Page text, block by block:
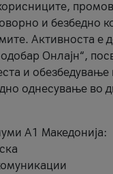
и безбедно
Активноста е
Онлајн“,
и обезбедување
однесување во
А1 Македонија: